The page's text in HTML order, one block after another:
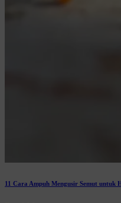
11 Cara Ampuh Mengusir Semut untuk